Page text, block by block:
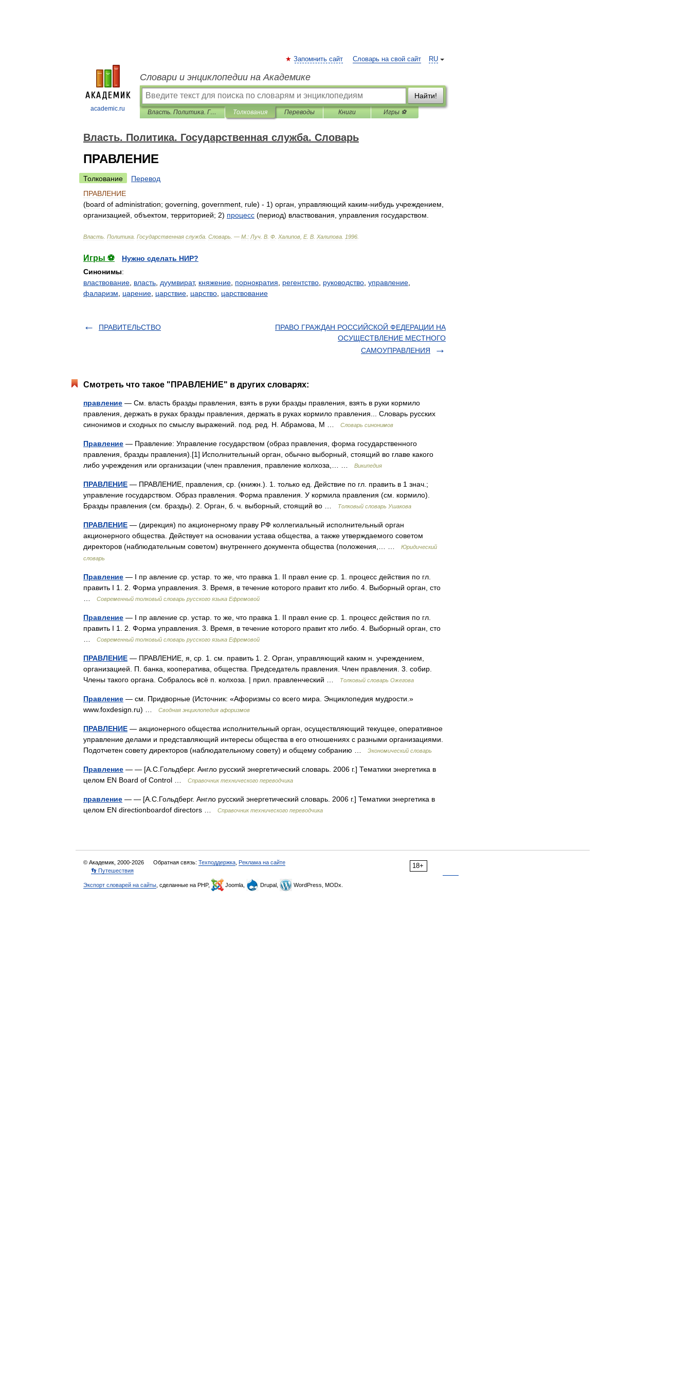
academic.ru
RU
Запомнить сайт Словарь на свой сайт
Словари и энциклопедии на Академике
Найти!
Власть. Политика. Государственная служба. Словарь Толкования Переводы Книги Игры ⚽
Власть. Политика. Государственная служба. Словарь
ПРАВЛЕНИЕ
Толкование
Перевод
ПРАВЛЕНИЕ
(board of administration; governing government rule) - 1) орган управляющий каким-нибудь учреждением
организацией объектом территорией; 2) процесс (период) властвования управления государством
Власть Политика Государственная служба Словарь . — М : Луч В Ф Халипов Е. В Халипова 1996
Игры ⚽
Нужно сделать НИР?
Синонимы:
властвование власть дуумвират, княжение порнократия регентство руководство управление
фаларизм
царение царствие царство царствование
ПРАВИТЕЛЬСТВО
ПРАВО ГРАЖДАН РОССИЙСКОЙ ФЕДЕРАЦИИ НА
ОСУЩЕСТВЛЕНИЕ МЕСТНОГО
САМОУПРАВЛЕНИЯ
Смотреть что такое "ПРАВЛЕНИЕ" в других словарях:
правление — См. власть бразды правления, взять в руки бразды правления, взять в руки кормило
правления, держать в руках бразды правления, держать в руках кормило правления... Словарь русских
синонимов и сходных по смыслу выражений. под. ред. Н. Абрамова, М …
Словарь синонимов
Правление — Правление: Управление государством (образ правления, форма государственного
правления, бразды правления).[1] Исполнительный орган, обычно выборный, стоящий во главе какого
либо учреждения или организации (член правления, правление колхоза,… …
Википедия
ПРАВЛЕНИЕ — ПРАВЛЕНИЕ, правления, ср. (книжн.). 1. только ед. Действие по гл. править в 1 знач.;
управление государством. Образ правления. Форма правления. У кормила правления (см. кормило).
Бразды правления (см. бразды). 2. Орган, б. ч. выборный, стоящий во …
Толковый словарь Ушакова
ПРАВЛЕНИЕ — (дирекция) по акционерному праву РФ коллегиальный исполнительный орган
акционерного общества. Действует на основании устава общества, а также утверждаемого советом
директоров (наблюдательным советом) внутреннего документа общества (положения,… …
Юридический
словарь
Правление — I пр авление ср. устар. то же, что правка 1. II правл ение ср. 1. процесс действия по гл.
править I 1. 2. Форма управления. 3. Время, в течение которого правит кто либо. 4. Выборный орган, сто
Современный толковый словарь русского языка Ефремовой
Правление — I пр авление ср. устар. то же, что правка 1. II правл ение ср. 1. процесс действия по гл.
править I 1. 2. Форма управления. 3. Время, в течение которого правит кто либо. 4. Выборный орган, сто
Современный толковый словарь русского языка Ефремовой
ПРАВЛЕНИЕ — ПРАВЛЕНИЕ, я, ср. 1. см. править 1. 2. Орган, управляющий каким н. учреждением,
организацией. П. банка, кооператива, общества. Председатель правления. Член правления. 3. собир.
Члены такого органа. Собралось всё п. колхоза. | прил. правленческий …
Толковый словарь Ожегова
Правление — см. Придворные (Источник: «Афоризмы со всего мира. Энциклопедия мудрости.»
www.foxdesign.ru) …
Сводная энциклопедия афоризмов
ПРАВЛЕНИЕ — акционерного общества исполнительный орган, осуществляющий текущее, оперативное
управление делами и представляющий интересы общества в его отношениях с разными организациями.
Подотчетен совету директоров (наблюдательному совету) и общему собранию …
Экономический словарь
Правление — — [А.С.Гольдберг. Англо русский энергетический словарь. 2006 г.] Тематики энергетика в
целом EN Board of Control …
Справочник технического переводчика
правление — — [А.С.Гольдберг. Англо русский энергетический словарь. 2006 г.] Тематики энергетика в
целом EN directionboardof directors …
Справочник технического переводчика
18+
© Академик, 2000-2026 Обратная связь: Техподдержка Реклама на сайте
👣 Путешествия
Экспорт словарей на сайты , сделанные на PHP, Joomla, Drupal, WordPress, MODx.